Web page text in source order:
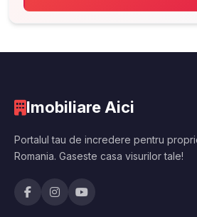
Imobiliare Aici
Portalul tau de incredere pentru
Romania. Gaseste casa visurilor tale!